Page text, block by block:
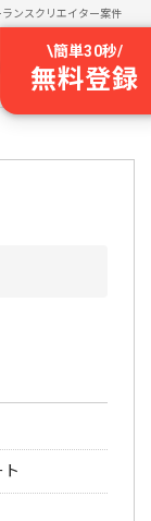
ランスクリエイター案件
\簡単30秒/
無料登録